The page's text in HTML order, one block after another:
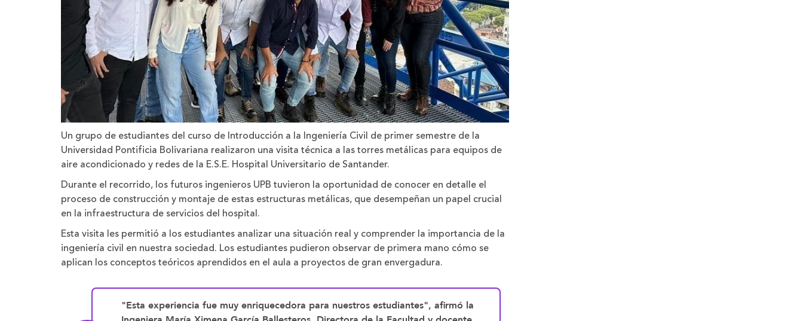
Un grupo de estudiantes del curso de Introducción a la Ingeniería Civil de primer semestre de la
Universidad Pontificia Bolivariana realizaron una visita técnica a las torres metálicas para equipos de
aire acondicionado y redes de la E.S.E. Hospital Universitario de Santander.
Durante el recorrido, los futuros ingenieros UPB tuvieron la oportunidad de conocer en detalle el
proceso de construcción y montaje de estas estructuras metálicas, que desempeñan un papel crucial
en la infraestructura de servicios del hospital.
Esta visita les permitió a los estudiantes analizar una situación real y comprender la importancia de la
ingeniería civil en nuestra sociedad. Los estudiantes pudieron observar de primera mano cómo se
aplican los conceptos teóricos aprendidos en el aula a proyectos de gran envergadura.
"Esta experiencia fue muy enriquecedora para nuestros estudiantes", afirmó la